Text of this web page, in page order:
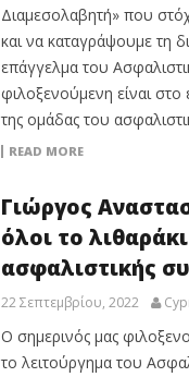
Διαμεσολαβητή» που
και να καταγράψουμε τη
επάγγελμα του
φιλοξενούμενη είναι στο
της ομάδας του
READ MORE
Γιώργος
όλοι το
ασφαλιστικής
22 Σεπτεμβρίου, 2022
Ο σημερινός μας
το λειτούργημα του